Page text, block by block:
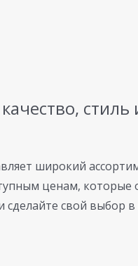
широкий
ценам, которые
свой выбор в